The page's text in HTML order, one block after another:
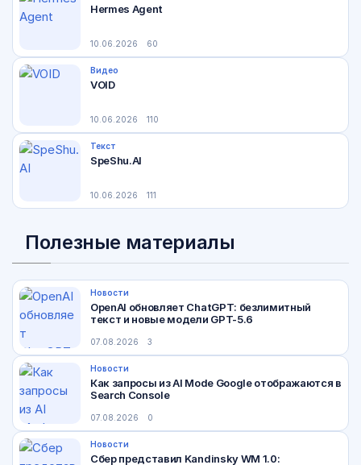
Hermes Agent
10.06.2026 60
Видео
VOID
10.06.2026 110
Текст
SpeShu.AI
10.06.2026 111
Полезные материалы
Новости
OpenAI обновляет ChatGPT: безлимитный
текст и новые модели GPT-5.6
07.08.2026 3
Новости
Как запросы из AI Mode Google отображаются в
Search Console
07.08.2026 0
Новости
Сбер представил Kandinsky WM 1.0: